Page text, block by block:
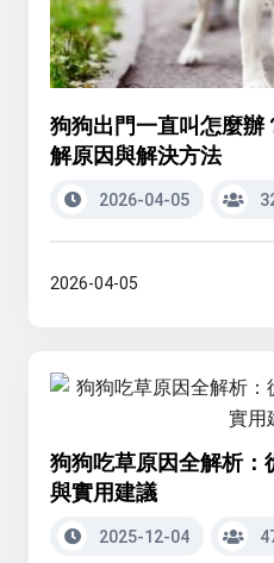
狗狗出門一直叫怎麼
解原因與解決方法
2026-04-05
2026-04-05
狗狗吃草原因全解析
與實用建議
2025-12-04